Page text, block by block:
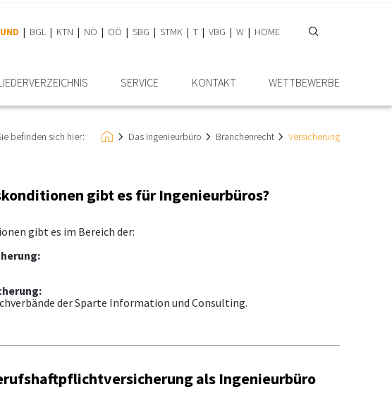
BGL KTN NÖ OÖ SBG STMK T VBG W HOME
SERVICE KONTAKT WETTBEWERBE
befinden sich hier: Das Ingenieurbüro Branchenrecht Versicherung
gibt es für Ingenieurbüros?
gibt es im Bereich der:
der Sparte Information und Consulting.
als Ingenieurbüro